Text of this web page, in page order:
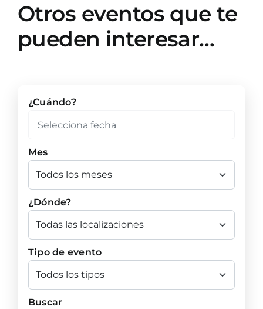
Otros eventos que te
pueden interesar…
¿Cuándo?
Mes
¿Dónde?
Tipo de evento
Buscar